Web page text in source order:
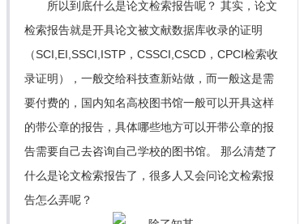
所以到底什么是论文检索报告呢？ 其实，论文
检索报告就是开具论文被文献数据库收录的证明
（SCI,EI,SSCI,ISTP，CSSCI,CSCD，CPCI检索收
录证明），一般交给科技查新站做，而一般这是需
要付费的，国内知名高校图书馆一般可以开具这样
的带公章的报告，具体哪些地方可以开带公章的报
告需要自己去咨询自己学校的图书馆。 那么清楚了
什么是论文检索报告了，很多人又会问论文检索报
告怎么弄呢？